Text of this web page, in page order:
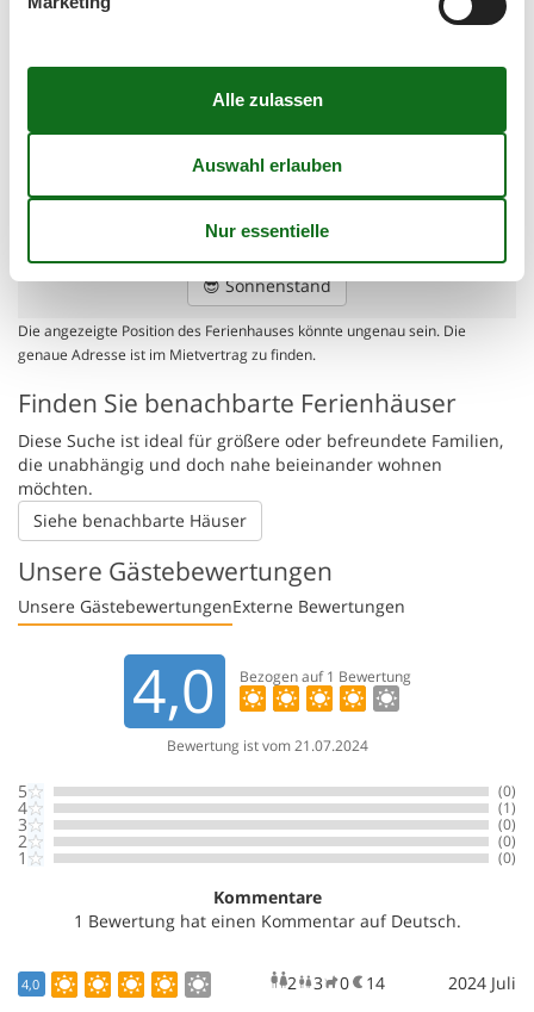
Jahre sind. Rauchen ist nicht zugelassen. Bei Nichtbeachtung
dieses Verbots wird eine Gebühr von mindestens EUR 420,-
Ferienhaus auf der Karte und
Entfernungen
Meer300 m
😎 Sonnenstand
Die angezeigte Position des Ferienhauses könnte ungenau sein. Die
genaue Adresse ist im Mietvertrag zu finden.
Finden Sie benachbarte Ferienhäuser
Diese Suche ist ideal für größere oder befreundete Familien,
die unabhängig und doch nahe beieinander wohnen
möchten.
Siehe benachbarte Häuser
Unsere Gästebewertungen
Unsere GästebewertungenExterne Bewertungen
4,0 Bezogen auf1 Bewertung
Bewertung ist vom 21.07.2024
5 (0)
4 (1)
3 (0)
2 (0)
1 (0)
Kommentare
1 Bewertung hat einen Kommentar auf Deutsch.
4,0 2 Erwachsene
3 Kinder
0 Haustiere
14
2024 Juli